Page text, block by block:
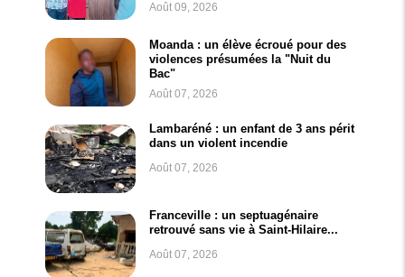
Août 09, 2026
Moanda : un élève écroué pour des
violences présumées la "Nuit du
Bac"
Août 07, 2026
Lambaréné : un enfant de 3 ans périt
dans un violent incendie
Août 07, 2026
Franceville : un septuagénaire
retrouvé sans vie à Saint-Hilaire...
Août 07, 2026